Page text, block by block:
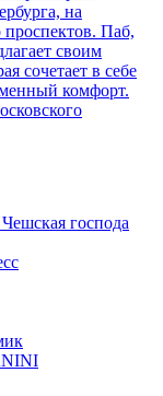
на
проспектов. Паб,
своим
сочетает в себе
комфорт.
Чешская господа